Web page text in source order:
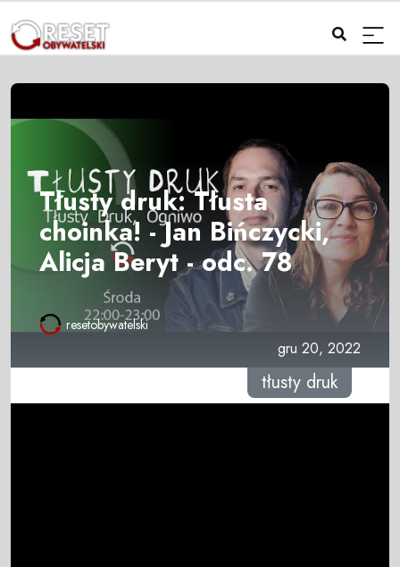
Tłusty druk: Tłusta
choinka! - Jan Bińczycki,
Alicja Beryt - odc. 78
resetobywatelski
gru 20, 2022
tłusty druk